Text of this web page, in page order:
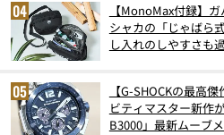
【MonoMax付録】
シャカの「じゃばら
し入れのしやすさも
【G-SHOCKの最高
ビティマスター新作
B3000」最新ムーブ